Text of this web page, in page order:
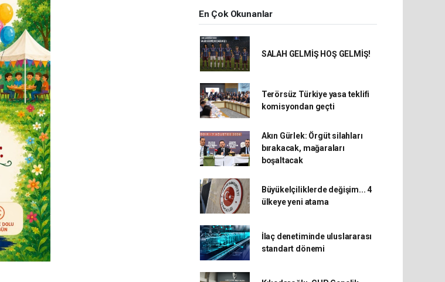
En Çok Okunanlar
SALAH GELMİŞ HOŞ GELMİŞ!
Terörsüz Türkiye yasa teklifi
komisyondan geçti
Akın Gürlek: Örgüt silahları
bırakacak, mağaraları
boşaltacak
Büyükelçiliklerde değişim... 4
ülkeye yeni atama
İlaç denetiminde uluslararası
standart dönemi